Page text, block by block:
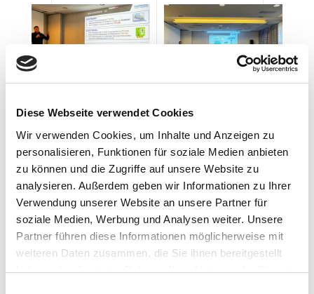
Diese Webseite verwendet Cookies
Wir verwenden Cookies, um Inhalte und Anzeigen zu
personalisieren, Funktionen für soziale Medien anbieten
zu können und die Zugriffe auf unsere Website zu
analysieren. Außerdem geben wir Informationen zu Ihrer
Verwendung unserer Website an unsere Partner für
soziale Medien, Werbung und Analysen weiter. Unsere
Partner führen diese Informationen möglicherweise mit
weiteren Daten zusammen, die Sie ihnen bereitgestellt
haben oder die sie im Rahmen Ihrer Nutzung der Dienste
ULTIMI POST